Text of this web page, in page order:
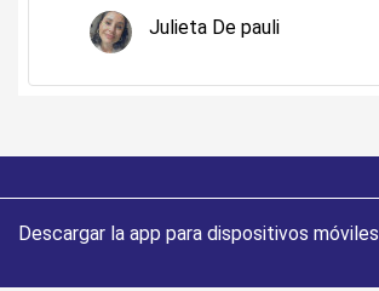
Julieta De pauli
Descargar la app para dispositivos móviles